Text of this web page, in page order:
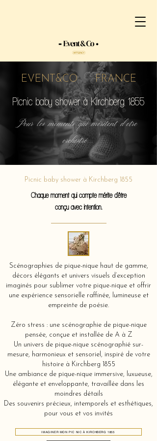
EVENT&CO FRANCE
Picnic baby shower à Kirchberg 1855
Pour les moments qui méritent d'etre
orchestré...
Picnic baby shower à Kirchberg 1855
Chaque moment qui compte mérite d'être
conçu avec intention.
Scénographies de pique-nique haut de gamme,
décors élégants et univers visuels d’exception
imaginés pour sublimer votre pique-nique et offrir
une expérience sensorielle raffinée, lumineuse et
empreinte de poésie.
Zéro stress : une scénographie de pique-nique
pensée, conçue et installée de A à Z
Un univers de pique-nique scénographié sur-
mesure, harmonieux et sensoriel, inspiré de votre
histoire à Kirchberg 1855
Une ambiance de pique-nique immersive, luxueuse,
élégante et enveloppante, travaillée dans les
moindres détails
Des souvenirs précieux, intemporels et esthétiques,
pour vous et vos invités
IMAGINER MON PIC NIC À KIRCHBERG 1855